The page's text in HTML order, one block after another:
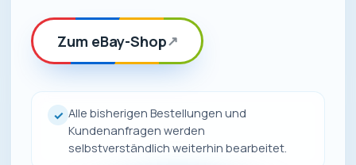
Zum eBay-Shop↗
✓ Alle bisherigen Bestellungen und
Kundenanfragen werden
selbstverständlich weiterhin bearbeitet.